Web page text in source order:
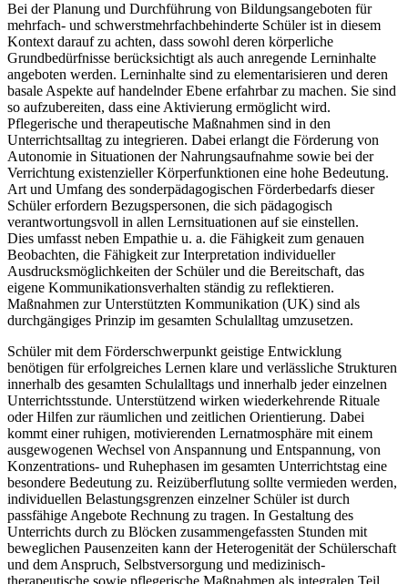
Bei der Planung und Durchführung von Bildungsangeboten für
mehrfach- und schwerstmehrfachbehinderte Schüler ist in diesem
Kontext darauf zu achten, dass sowohl deren körperliche
Grundbedürfnisse berücksichtigt als auch anregende Lerninhalte
angeboten werden. Lerninhalte sind zu elementarisieren und deren
basale Aspekte auf handelnder Ebene erfahrbar zu machen. Sie sind
so aufzubereiten, dass eine Aktivierung ermöglicht wird.
Pflegerische und therapeutische Maßnahmen sind in den
Unterrichtsalltag zu integrieren. Dabei erlangt die Förderung von
Autonomie in Situationen der Nahrungsaufnahme sowie bei der
Verrichtung existenzieller Körperfunktionen eine hohe Bedeutung.
Art und Umfang des sonderpädagogischen Förderbedarfs dieser
Schüler erfordern Bezugspersonen, die sich pädagogisch
verantwortungsvoll in allen Lernsituationen auf sie einstellen.
Dies umfasst neben Empathie u. a. die Fähigkeit zum genauen
Beobachten, die Fähigkeit zur Interpretation individueller
Ausdrucksmöglichkeiten der Schüler und die Bereitschaft, das
eigene Kommunikationsverhalten ständig zu reflektieren.
Maßnahmen zur Unterstützten Kommunikation (UK) sind als
durchgängiges Prinzip im gesamten Schulalltag umzusetzen.
Schüler mit dem Förderschwerpunkt geistige Entwicklung
benötigen für erfolgreiches Lernen klare und verlässliche Strukturen
innerhalb des gesamten Schulalltags und innerhalb jeder einzelnen
Unterrichtsstunde. Unterstützend wirken wiederkehrende Rituale
oder Hilfen zur räumlichen und zeitlichen Orientierung. Dabei
kommt einer ruhigen, motivierenden Lernatmosphäre mit einem
ausgewogenen Wechsel von Anspannung und Entspannung, von
Konzentrations- und Ruhephasen im gesamten Unterrichtstag eine
besondere Bedeutung zu. Reizüberflutung sollte vermieden werden,
individuellen Belastungsgrenzen einzelner Schüler ist durch
passfähige Angebote Rechnung zu tragen. In Gestaltung des
Unterrichts durch zu Blöcken zusammengefassten Stunden mit
beweglichen Pausenzeiten kann der Heterogenität der Schülerschaft
und dem Anspruch, Selbstversorgung und medizinisch-